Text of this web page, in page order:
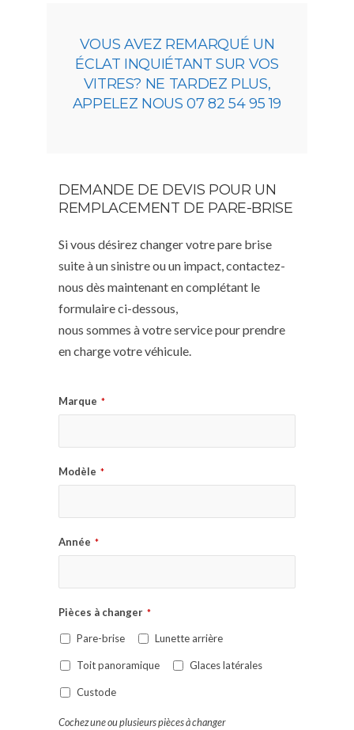
VOUS AVEZ REMARQUÉ UN
ÉCLAT INQUIÉTANT SUR VOS
VITRES? NE TARDEZ PLUS,
APPELEZ NOUS 07 82 54 95 19
DEMANDE DE DEVIS POUR UN
REMPLACEMENT DE PARE-BRISE
Si vous désirez changer votre pare brise
suite à un sinistre ou un impact, contactez-
nous dès maintenant en complétant le
formulaire ci-dessous,
nous sommes à votre service pour prendre
en charge votre véhicule.
Marque *
Modèle *
Année *
Pièces à changer *
Pare-brise Lunette arrière
Toit panoramique Glaces latérales
Custode
Cochez une ou plusieurs pièces à changer